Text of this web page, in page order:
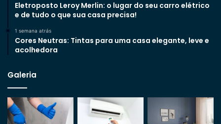
Eletroposto Leroy Merlin: o lugar do seu carro elétrico
e de tudo o que sua casa precisa!
1 semana atrás
Cores Neutras: Tintas para uma casa elegante, leve e
acolhedora
Galeria